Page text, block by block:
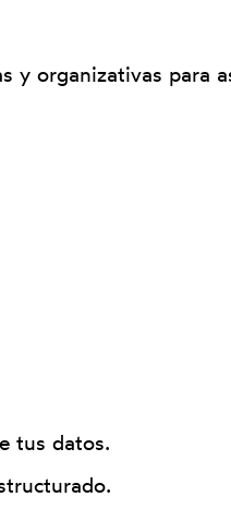
y organizativas
tus datos.